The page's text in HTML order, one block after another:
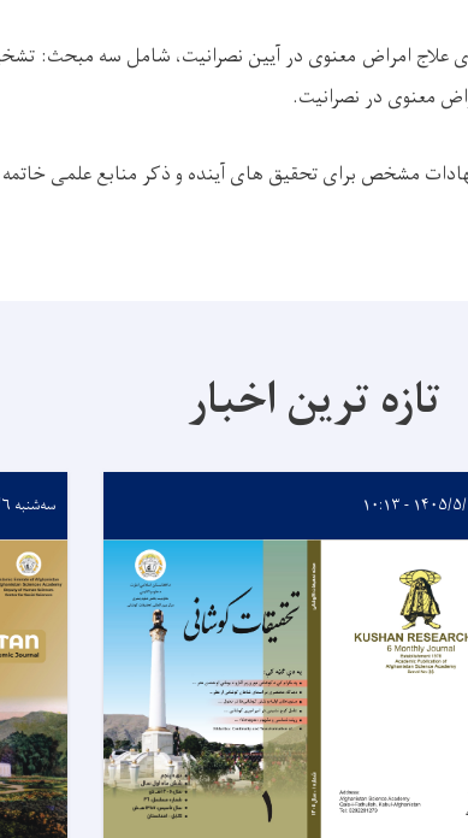
امراض معنوی در آیین نصرانیت، شامل سه مبحث:
معنوی در نصرانیت.
مشخص برای تحقیق های آینده و ذکر منابع علمی
تازه ترین اخبار
سه‌شنبه ۱۴۰۵/۵/۶ - ۱۰:۴۲